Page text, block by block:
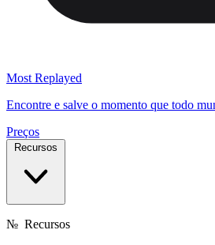
Most Replayed
Encontre e salve o momento que todo
Preços
Recursos
№ Recursos